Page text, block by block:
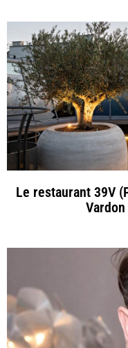
Le restaurant 39V